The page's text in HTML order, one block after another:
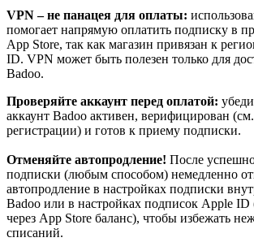
VPN – не панацея для оплаты:
помогает напрямую оплатить подписку в
App Store, так как магазин привязан к
ID. VPN может быть полезен только для
Badoo.
Проверяйте аккаунт перед оплатой:
аккаунт Badoo активен, верифицирован
регистрации) и готов к приему подписки.
Отменяйте автопродление! После
подписки (любым способом) немедленно
автопродление в настройках подписки
Badoo или в настройках подписок Apple ID
через App Store баланс), чтобы избежать
списаний.